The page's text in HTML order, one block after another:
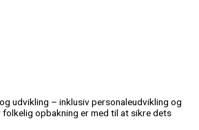
at få etableret et Hospice i Sønderjylland.
udvikling – inklusiv personaleudvikling og
opbakning er med til at sikre dets